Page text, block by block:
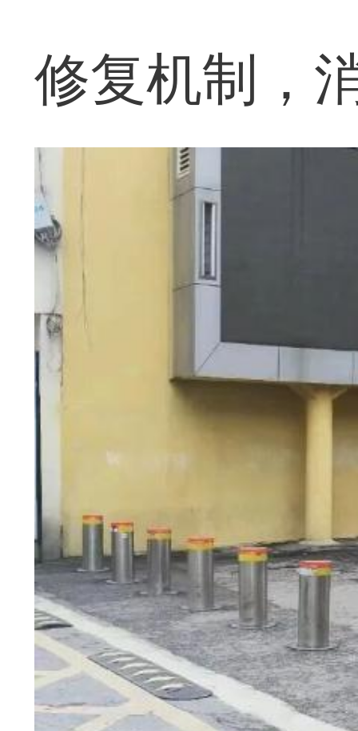
修复机制，